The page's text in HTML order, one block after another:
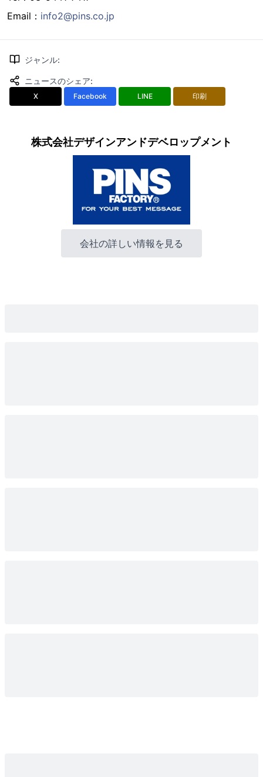
Email： info2@pins.co.jp
ジャンル:
ニュースのシェア:
X Facebook LINE 印刷
株式会社デザインアンドデベロップメント
会社の詳しい情報を見る